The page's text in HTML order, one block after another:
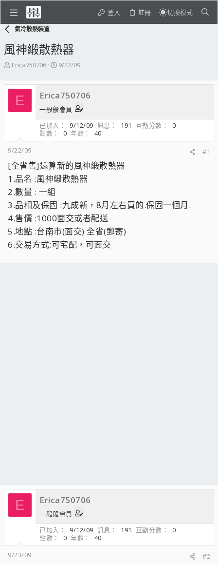
登入 註冊 切換模式
氣冷散熱裝置
風神緞散熱器
主
發
起
人
Erica750706
開
日
期
9/22/09
E Erica750706
一般般會員
已加入
9/12/09 訊息 191 互動分數
0
點數
0 年齡
40
9/22/09
#1
[全省售]還算新的風神緞散熱器
1.品名 :風神緞散熱器
2.數量 : 一組
3.品相及保固 :九成新，8月左右買的.保固一個月.
4.售價 :1000面交或者配送
5.地點 :台南市(面交) 全省(郵寄)
6.交易方式:可宅配，可面交
E Erica750706
一般般會員
已加入
9/12/09 訊息 191 互動分數
0
點數
0 年齡
40
9/23/09
#2